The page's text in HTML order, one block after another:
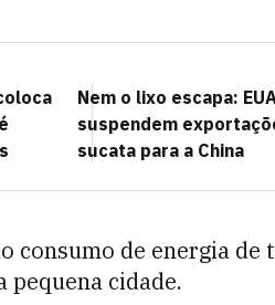
Nem o lixo escapa:
suspendem
sucata para a China
consumo de energia de
pequena cidade.